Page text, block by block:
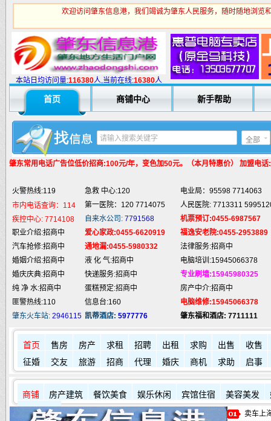
欢迎访问肇东信息港，我们竭诚为肇东人民服务，随时随地浏览
本站日均访问量:116380人,当前在线:16380人
首页 商铺中心 新手帮助
全部
肇东常用电话广告位低价招商:100元/年，变色加50元。（本月特惠价） 加盟电
火警热线:119 急救 中心:120
电业局：95598 7714063
市内电话查询：114
第一医院：120 7714075
人民医院: 7713311
疾控中心:7714108 自来水公司:7791568
机票预订:0455-6987567
职业介绍:招商中
汽车抢修:招商中
通地漏:0455-5980332
法律服务:招商中
婚庆庆典:招商中
快递服务:招商中
专业刷墙:15945980325
纯 净 水:招商中
蛋糕预定:招商中
房产中介:招商中
匪警热线:110
信息台:160
电脑维修:15945066378
火警热线:119
急救 中心:120
电业局：95598 7714063
市内电话查询：114
第一医院：120 7714075
人民医院: 7713311
疾控中心: 7714108 自来水公司: 7791568
机票预订:0455-6987567
职业介绍:招商中
爱心家政:0455-6620919
福逸安老院:0455-2953889
汽车抢修:招商中
通地漏:0455-5980332
法律服务:招商中
婚姻介绍:招商中
液 化 气:招商中
电脑培训:15945066378
婚庆庆典:招商中
快递服务:招商中
专业刷墙:15945980325
纯 净 水:招商中
蛋糕预定:招商中
房产中介:招商中
匪警热线:110
信息台:160
电脑维修:15945066378
肇东火车站: 2946115 凯蒂酒店: 5977776 肇东福和酒店: 7711111
首页 售房 房产 求租 招聘 出租 求购 出售
收售
征婚
交友 旅游 招商 代理 婚庆 商机 求助 启事
商铺 房产建筑 餐饮美食 娱乐休闲 宾馆住宿 美容美发
其它店铺
卖车上